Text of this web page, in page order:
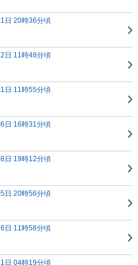
日 20時36分頃
日 11時48分頃
日 11時55分頃
日 16時31分頃
日 19時12分頃
日 20時56分頃
日 11時58分頃
日 04時19分頃